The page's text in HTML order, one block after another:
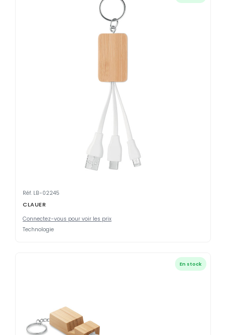
Réf. LB-02245
CLAUER
Connectez-vous pour voir les prix
Technologie
En stock